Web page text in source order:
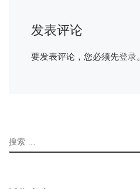
发表评论
要发表评论，您必须先登录。
搜索